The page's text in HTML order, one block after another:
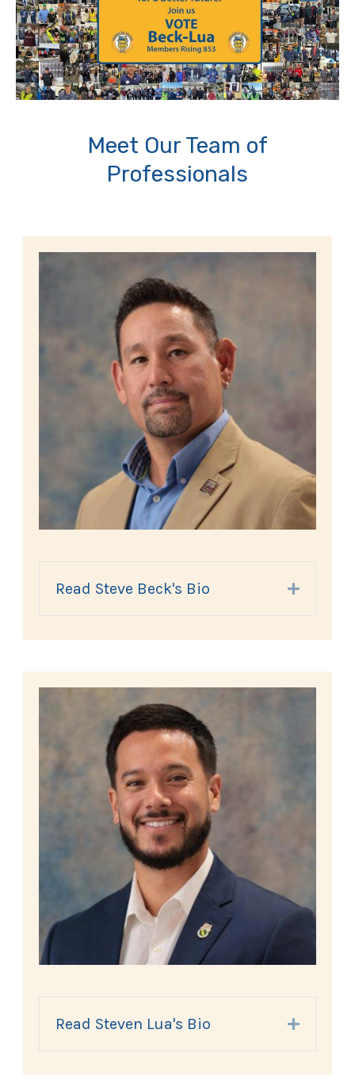
Meet Our Team of
Professionals
Read Steve Beck's Bio Expand
Read Steven Lua's Bio Expand